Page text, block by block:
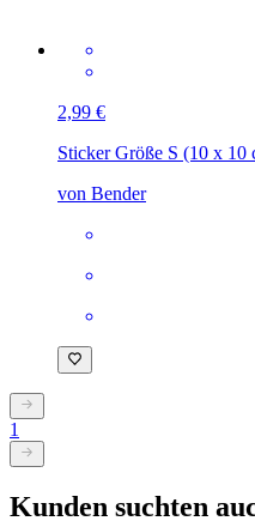
2,99 €
Sticker Größe S (10 x 10
von Bender
1
Kunden suchten